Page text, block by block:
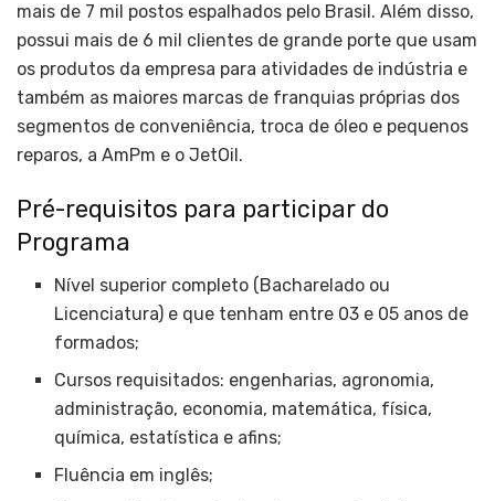
mais de 7 mil postos espalhados pelo Brasil. Além disso,
possui mais de 6 mil clientes de grande porte que usam
os produtos da empresa para atividades de indústria e
também as maiores marcas de franquias próprias dos
segmentos de conveniência, troca de óleo e pequenos
reparos, a AmPm e o JetOil.
Pré-requisitos para participar do
Programa
Nível superior completo (Bacharelado ou
Licenciatura) e que tenham entre 03 e 05 anos de
formados;
Cursos requisitados: engenharias, agronomia,
administração, economia, matemática, física,
química, estatística e afins;
Fluência em inglês;